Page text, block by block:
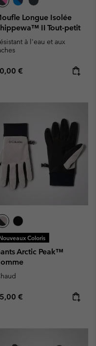
Longue Isolée
II Tout-petit
à l'eau et aux
price:
€
Coloris
Arctic Peak™
price:
€